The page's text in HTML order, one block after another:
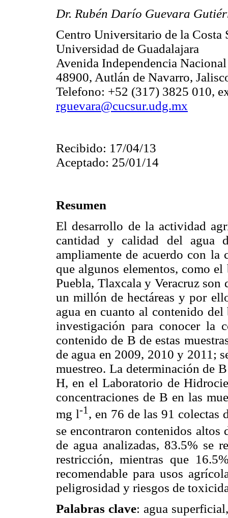
Dr. Rubén Darío Guevara
Centro Universitario de la Costa
Universidad de Guadalajara
Avenida Independencia
48900, Autlán de Navarro,
Telefono: +52 (317) 3825 010,
rguevara@cucsur.udg.mx
Recibido: 17/04/13
Aceptado: 25/01/14
Resumen
El desarrollo de la actividad
cantidad y calidad del agua
ampliamente de acuerdo con
que algunos elementos, como
Puebla, Tlaxcala y Veracruz son
un millón de hectáreas y por
agua en cuanto al contenido
investigación para conocer la
contenido de B de estas
de agua en 2009, 2010 y 2011;
muestreo. La determinación de
H, en el Laboratorio de
concentraciones de B en las
mg l-1 , en 76 de las 91 colectas
se encontraron contenidos altos
de agua analizadas, 83.5% se
restricción, mientras que
recomendable para usos
peligrosidad y riesgos de
Palabras clave: agua